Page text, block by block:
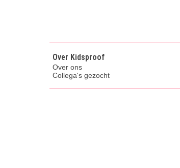
Over Kidsproof
Over ons
Collega's gezocht